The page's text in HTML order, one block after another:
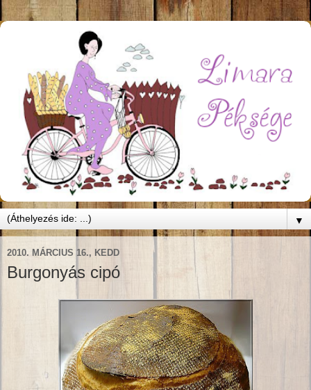
▼
2010. MÁRCIUS 16., KEDD
Burgonyás cipó